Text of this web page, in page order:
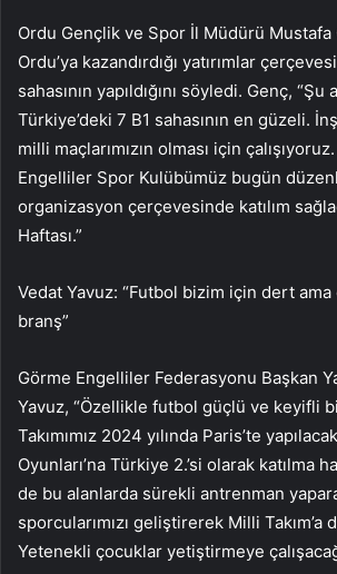
Ordu Gençlik ve Spor İl Müdürü Mustafa
Ordu’ya kazandırdığı yatırımlar
sahasının yapıldığını söyledi. Genç, “Şu
Türkiye’deki 7 B1 sahasının en güzeli.
milli maçlarımızın olması için
Engelliler Spor Kulübümüz bugün
organizasyon çerçevesinde katılım
Haftası.”
Vedat Yavuz: “Futbol bizim için dert
branş”
Görme Engelliler Federasyonu Başkan
Yavuz, “Özellikle futbol güçlü ve keyifli
Takımımız 2024 yılında Paris’te
Oyunları’na Türkiye 2.’si olarak katılma
de bu alanlarda sürekli antrenman
sporcularımızı geliştirerek Milli Takım’a
Yetenekli çocuklar yetiştirmeye